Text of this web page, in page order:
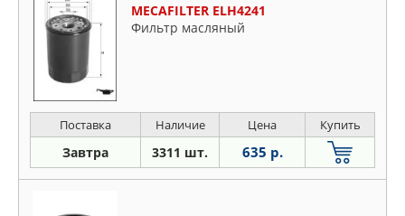
MECAFILTER ELH4241
Фильтр масляный
Поставка Наличие Цена Купить
Завтра 3311 шт. 635 р.